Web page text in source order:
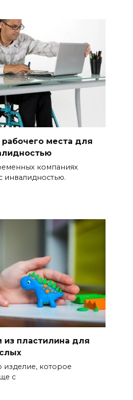
места для
компаниях
инвалидностью.
из пластилина для
изделие, которое
с